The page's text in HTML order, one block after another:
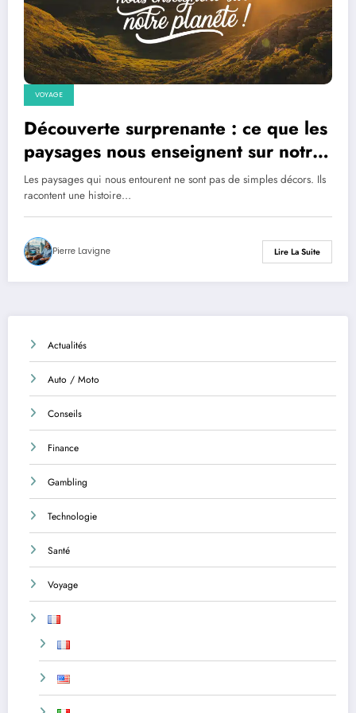
VOYAGE
Découverte surprenante : ce que les
paysages nous enseignent sur notre
planète !
Les paysages qui nous entourent ne sont pas de simples décors. Ils
racontent une histoire…
Pierre Lavigne Lire La Suite
Actualités
Auto / Moto
Conseils
Finance
Gambling
Technologie
Santé
Voyage